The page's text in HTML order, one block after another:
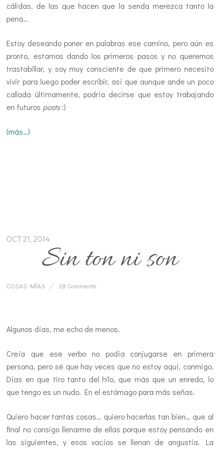
cálidas, de las que hacen que la senda merezca tanto la
pena…
Estoy deseando poner en palabras ese camino, pero aún es
pronto, estamos dando los primeros pasos y no queremos
trastabillar, y soy muy consciente de que primero necesito
vivir para luego poder escribir, así que aunque ande un poco
callada últimamente, podría decirse que estoy trabajando
en futuros posts:)
(más…)
OCT 21, 2014
Sin ton ni son
COSAS MÍAS 28 Comments
Algunos días, me echo de menos.
Creía que ese verbo no podía conjugarse en primera
persona, pero sé que hay veces que no estoy aquí, conmigo.
Días en que tiro tanto del hilo, que más que un enredo, lo
que tengo es un nudo. En el estómago para más señas.
Quiero hacer tantas cosas… quiero hacerlas tan bien… que al
final no consigo llenarme de ellas porque estoy pensando en
las siguientes, y esos vacíos se llenan de angustia. La